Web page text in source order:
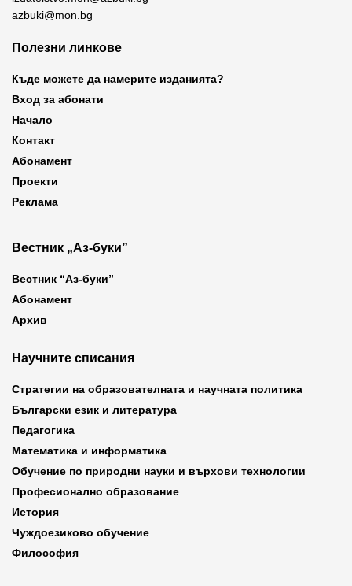
azbuki@mon.bg
Полезни линкове
Къде можете да намерите изданията?
Вход за абонати
Начало
Контакт
Абонамент
Проекти
Реклама
Вестник „Аз-буки”
Вестник “Аз-буки”
Абонамент
Архив
Научните списания
Стратегии на образователната и научната политика
Български език и литература
Педагогика
Математика и информатика
Обучение по природни науки и върхови технологии
Професионално образование
История
Чуждоезиково обучение
Философия